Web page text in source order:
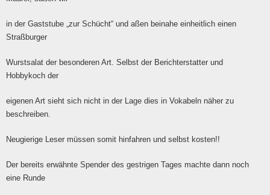
in der Gaststube „zur Schücht“ und aßen beinahe einheitlich einen
Straßburger
Wurstsalat der besonderen Art. Selbst der Berichterstatter und
Hobbykoch der
eigenen Art sieht sich nicht in der Lage dies in Vokabeln näher zu
beschreiben.
Neugierige Leser müssen somit hinfahren und selbst kosten!!
Der bereits erwähnte Spender des gestrigen Tages machte dann noch
eine Runde